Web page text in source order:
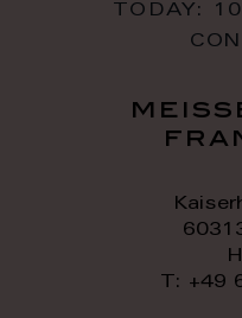
TODAY:
T: +49